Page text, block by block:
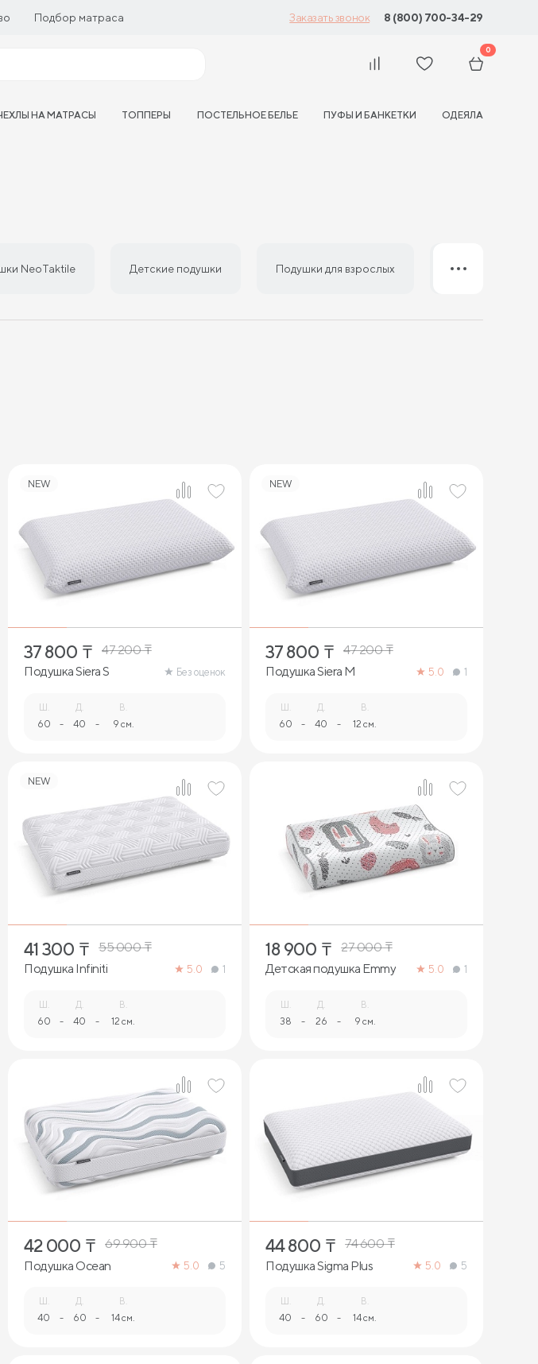
Подбор матраса Заказать звонок 8 (800) 700-34-29
0
НА МАТРАСЫ ТОППЕРЫ ПОСТЕЛЬНОЕ БЕЛЬЕ ПУФЫ И БАНКЕТКИ ОДЕЯЛА
NeoTaktile Детские подушки Подушки для взрослых Подушки 50 на
NEW
1
37 800 ₸ 47 200₸
Подушка Siera S
Без оценок
Ш.
60 -
Д.
40 -
В.
9 см.
NEW
1
37 800 ₸ 47 200₸
Подушка Siera M
5.0 1
Ш.
60 -
Д.
40 -
В.
12 см.
NEW
1
41 300 ₸ 55 000₸
Подушка Infiniti
5.0 1
Ш.
60 -
Д.
40 -
В.
12 см.
1
18 900 ₸ 27 000₸
Детская подушка Emmy
5.0 1
Ш.
38 -
Д.
26 -
В.
9 см.
1
42 000 ₸ 69 900₸
Подушка Ocean
5.0 5
40 -
Д.
60 -
В.
14 см.
1
44 800 ₸ 74 600₸
Подушка Sigma Plus
5.0 5
40 -
Д.
60 -
В.
14 см.